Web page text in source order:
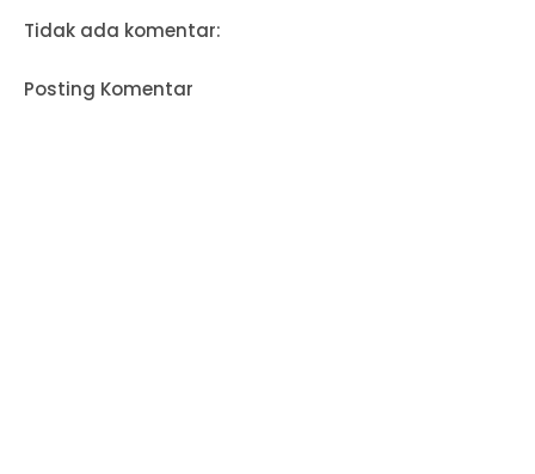
Tidak ada komentar:
Posting Komentar